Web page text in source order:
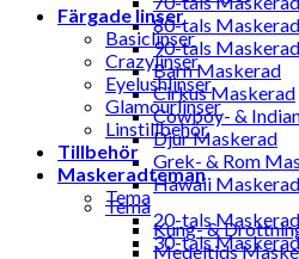
80-tals Maskerad
90-tals Maskerad
Barn Maskerad
Cirkus Maskerad
Cowboy- &
Djur Maskerad
Grek- & Rom
Hawaii Maskerad
Tema
Kung- &
Medeltids
Färgade linser
Basiclinser
Crazylinser
Eyelushlinser
Glamourlinser
Linstillbehör
Tillbehör
Maskeradteman
Tema
20-tals Maskerad
30-tals Maskerad